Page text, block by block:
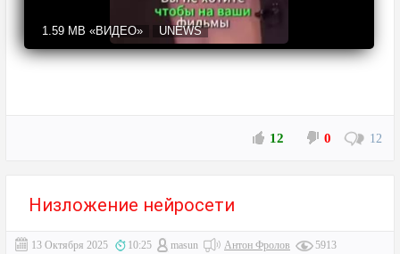
1.59 MB «ВИДЕО» UNEWS
12 0 12
Низложение нейросети
13 Октября 2025 10:25 masun Антон Фролов 5913